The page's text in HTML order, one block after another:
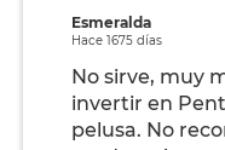
Esmeralda
Hace 1675 días
No sirve, muy
invertir en
pelusa. No